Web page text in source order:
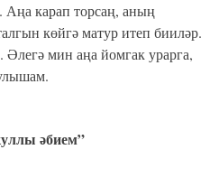
Аңа карап торсаң, аның
көйгә матур итеп бииләр.
мин аңа йомгак урарга,
әбием”